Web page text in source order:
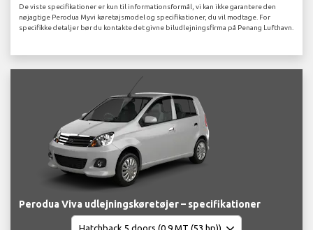
De viste specifikationer er kun til informationsformål, vi kan ikke garantere den
nøjagtige Perodua Myvi køretøjsmodel og specifikationer, du vil modtage. For
specifikke detaljer bør du kontakte det givne biludlejningsfirma på Penang Lufthavn.
Perodua Viva udlejningskøretøjer – specifikationer